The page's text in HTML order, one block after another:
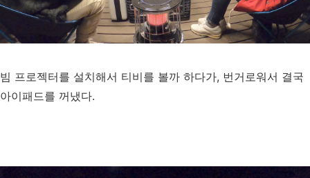
빔 프로젝터를 설치해서 티비를 볼까 하다가, 번거로워서 결국
아이패드를 꺼냈다.